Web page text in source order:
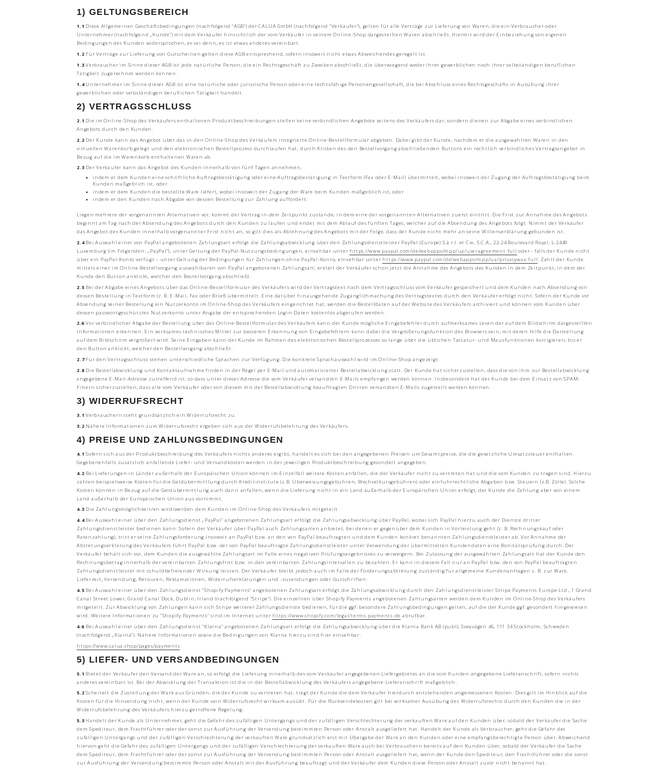
1) GELTUNGSBEREICH
1.1 Diese Allgemeinen Geschäftsbedingungen (nachfolgend "AGB") der CALUA GmbH (nachfolgend "Verkäufer"), gelten für alle Verträge zur Lieferung von Waren, die ein Verbraucher oder
Unternehmer (nachfolgend „Kunde“) mit dem Verkäufer hinsichtlich der vom Verkäufer in seinem Online-Shop dargestellten Waren abschließt. Hiermit wird der Einbeziehung von eigenen
Bedingungen des Kunden widersprochen, es sei denn, es ist etwas anderes vereinbart.
1.2Für Verträge zur Lieferung von Gutscheinen gelten diese AGB entsprechend, sofern insoweit nicht etwas Abweichendes geregelt ist.
1.3 Verbraucher im Sinne dieser AGB ist jede natürliche Person, die ein Rechtsgeschäft zu Zwecken abschließt, die überwiegend weder ihrer gewerblichen noch ihrer selbständigen beruflichen
Tätigkeit zugerechnet werden können.
1.4Unternehmer im Sinne dieser AGB ist eine natürliche oder juristische Person oder eine rechtsfähige Personengesellschaft, die bei Abschluss eines Rechtsgeschäfts in Ausübung ihrer
gewerblichen oder selbständigen beruflichen Tätigkeit handelt.
2) VERTRAGSSCHLUSS
2.1 Die im Online-Shop des Verkäufers enthaltenen Produktbeschreibungen stellen keine verbindlichen Angebote seitens des Verkäufers dar, sondern dienen zur Abgabe eines verbindlichen
Angebots durch den Kunden.
2.2Der Kunde kann das Angebot über das in den Online-Shop des Verkäufers integrierte Online-Bestellformular abgeben. Dabei gibt der Kunde, nachdem er die ausgewählten Waren in den
virtuellen Warenkorb gelegt und den elektronischen Bestellprozess durchlaufen hat, durch Klicken des den Bestellvorgang abschließenden Buttons ein rechtlich verbindliches Vertragsangebot in
Bezug auf die im Warenkorb enthaltenen Waren ab.
2.3 Der Verkäufer kann das Angebot des Kunden innerhalb von fünf Tagen annehmen,
indem er dem Kunden eine schriftliche Auftragsbestätigung oder eine Auftragsbestätigung in Textform (Fax oder E-Mail) übermittelt, wobei insoweit der Zugang der Auftragsbestätigung beim
Kunden maßgeblich ist, oder
indem er dem Kunden die bestellte Ware liefert, wobei insoweit der Zugang der Ware beim Kunden maßgeblich ist, oder
indem er den Kunden nach Abgabe von dessen Bestellung zur Zahlung auffordert.
Liegen mehrere der vorgenannten Alternativen vor, kommt der Vertrag in dem Zeitpunkt zustande, in dem eine der vorgenannten Alternativen zuerst eintritt. Die Frist zur Annahme des Angebots
beginnt am Tag nach der Absendung des Angebots durch den Kunden zu laufen und endet mit dem Ablauf des fünften Tages, welcher auf die Absendung des Angebots folgt. Nimmt der Verkäufer
das Angebot des Kunden innerhalb vorgenannter Frist nicht an, so gilt dies als Ablehnung des Angebots mit der Folge, dass der Kunde nicht mehr an seine Willenserklärung gebunden ist.
2.4Bei Auswahl einer von PayPal angebotenen Zahlungsart erfolgt die Zahlungsabwicklung über den Zahlungsdienstleister PayPal (Europe) S.à r.l. et Cie, S.C.A., 22-24 Boulevard Royal, L-2449
Luxemburg (im Folgenden: „PayPal“), unter Geltung der PayPal-Nutzungsbedingungen, einsehbar unter https://www.paypal.com/de/webapps/mpp/ua/useragreement-full oder - falls der Kunde nicht
über ein PayPal-Konto verfügt – unter Geltung der Bedingungen für Zahlungen ohne PayPal-Konto, einsehbar unter https://www.paypal.com/de/webapps/mpp/ua/privacywax-full. Zahlt der Kunde
mittels einer im Online-Bestellvorgang auswählbaren von PayPal angebotenen Zahlungsart, erklärt der Verkäufer schon jetzt die Annahme des Angebots des Kunden in dem Zeitpunkt, in dem der
Kunde den Button anklickt, welcher den Bestellvorgang abschließt.
2.5 Bei der Abgabe eines Angebots über das Online-Bestellformular des Verkäufers wird der Vertragstext nach dem Vertragsschluss vom Verkäufer gespeichert und dem Kunden nach Absendung von
dessen Bestellung in Textform (z. B. E-Mail, Fax oder Brief) übermittelt. Eine darüber hinausgehende Zugänglichmachung des Vertragstextes durch den Verkäufer erfolgt nicht. Sofern der Kunde vor
Absendung seiner Bestellung ein Nutzerkonto im Online-Shop des Verkäufers eingerichtet hat, werden die Bestelldaten auf der Website des Verkäufers archiviert und können vom Kunden über
dessen passwortgeschütztes Nutzerkonto unter Angabe der entsprechenden Login-Daten kostenlos abgerufen werden.
2.6 Vor verbindlicher Abgabe der Bestellung über das Online-Bestellformular des Verkäufers kann der Kunde mögliche Eingabefehler durch aufmerksames Lesen der auf dem Bildschirm dargestellten
Informationen erkennen. Ein wirksames technisches Mittel zur besseren Erkennung von Eingabefehlern kann dabei die Vergrößerungsfunktion des Browsers sein, mit deren Hilfe die Darstellung
auf dem Bildschirm vergrößert wird. Seine Eingaben kann der Kunde im Rahmen des elektronischen Bestellprozesses so lange über die üblichen Tastatur- und Mausfunktionen korrigieren, bis er
den Button anklickt, welcher den Bestellvorgang abschließt.
2.7Für den Vertragsschluss stehen unterschiedliche Sprachen zur Verfügung. Die konkrete Sprachauswahl wird im Online-Shop angezeigt.
2.8 Die Bestellabwicklung und Kontaktaufnahme finden in der Regel per E-Mail und automatisierter Bestellabwicklung statt. Der Kunde hat sicherzustellen, dass die von ihm zur Bestellabwicklung
angegebene E-Mail-Adresse zutreffend ist, so dass unter dieser Adresse die vom Verkäufer versandten E-Mails empfangen werden können. Insbesondere hat der Kunde bei dem Einsatz von SPAM-
Filtern sicherzustellen, dass alle vom Verkäufer oder von diesem mit der Bestellabwicklung beauftragten Dritten versandten E-Mails zugestellt werden können.
3) WIDERRUFSRECHT
3.1 Verbrauchern steht grundsätzlich ein Widerrufsrecht zu.
3.2Nähere Informationen zum Widerrufsrecht ergeben sich aus der Widerrufsbelehrung des Verkäufers.
4) PREISE UND ZAHLUNGSBEDINGUNGEN
4.1 Sofern sich aus der Produktbeschreibung des Verkäufers nichts anderes ergibt, handelt es sich bei den angegebenen Preisen um Gesamtpreise, die die gesetzliche Umsatzsteuer enthalten.
Gegebenenfalls zusätzlich anfallende Liefer- und Versandkosten werden in der jeweiligen Produktbeschreibung gesondert angegeben.
4.2Bei Lieferungen in Länder außerhalb der Europäischen Union können im Einzelfall weitere Kosten anfallen, die der Verkäufer nicht zu vertreten hat und die vom Kunden zu tragen sind. Hierzu
zählen beispielsweise Kosten für die Geldübermittlung durch Kreditinstitute (z.B. Überweisungsgebühren, Wechselkursgebühren) oder einfuhrrechtliche Abgaben bzw. Steuern (z.B. Zölle). Solche
Kosten können in Bezug auf die Geldübermittlung auch dann anfallen, wenn die Lieferung nicht in ein Land außerhalb der Europäischen Union erfolgt, der Kunde die Zahlung aber von einem
Land außerhalb der Europäischen Union aus vornimmt.
4.3 Die Zahlungsmöglichkeit/en wird/werden dem Kunden im Online-Shop des Verkäufers mitgeteilt.
4.4Bei Auswahl einer über den Zahlungsdienst „PayPal“ angebotenen Zahlungsart erfolgt die Zahlungsabwicklung über PayPal, wobei sich PayPal hierzu auch der Dienste dritter
Zahlungsdienstleister bedienen kann. Sofern der Verkäufer über PayPal auch Zahlungsarten anbietet, bei denen er gegenüber dem Kunden in Vorleistung geht (z. B. Rechnungskauf oder
Ratenzahlung), tritt er seine Zahlungsforderung insoweit an PayPal bzw. an den von PayPal beauftragten und dem Kunden konkret benannten Zahlungsdienstleister ab. Vor Annahme der
Abtretungserklärung des Verkäufers führt PayPal bzw. der von PayPal beauftragte Zahlungsdienstleister unter Verwendung der übermittelten Kundendaten eine Bonitätsprüfung durch. Der
Verkäufer behält sich vor, dem Kunden die ausgewählte Zahlungsart im Falle eines negativen Prüfungsergebnisses zu verweigern. Bei Zulassung der ausgewählten Zahlungsart hat der Kunde den
Rechnungsbetrag innerhalb der vereinbarten Zahlungsfrist bzw. in den vereinbarten Zahlungsintervallen zu bezahlen. Er kann in diesem Fall nur an PayPal bzw. den von PayPal beauftragten
Zahlungsdienstleister mit schuldbefreiender Wirkung leisten. Der Verkäufer bleibt jedoch auch im Falle der Forderungsabtretung zuständig für allgemeine Kundenanfragen z. B. zur Ware,
Lieferzeit, Versendung, Retouren, Reklamationen, Widerrufserklärungen und -zusendungen oder Gutschriften.
4.5 Bei Auswahl einer über den Zahlungsdienst "Shopify Payments" angebotenen Zahlungsart erfolgt die Zahlungsabwicklung durch den Zahlungsdienstleister Stripe Payments Europe Ltd., 1 Grand
Canal Street Lower, Grand Canal Dock, Dublin, Irland (nachfolgend "Stripe"). Die einzelnen über Shopify Payments angebotenen Zahlungsarten werden dem Kunden im Online-Shop des Verkäufers
mitgeteilt. Zur Abwicklung von Zahlungen kann sich Stripe weiterer Zahlungsdienste bedienen, für die ggf. besondere Zahlungsbedingungen gelten, auf die der Kunde ggf. gesondert hingewiesen
wird. Weitere Informationen zu "Shopify Payments" sind im Internet unter https://www.shopify.com/legal/terms-payments-de abrufbar.
4.6 Bei Auswahl einer über den Zahlungsdienst "Klarna" angebotenen Zahlungsart erfolgt die Zahlungsabwicklung über die Klarna Bank AB (publ), Sveavägen 46, 111 34 Stockholm, Schweden
(nachfolgend „Klarna“). Nähere Informationen sowie die Bedingungen von Klarna hierzu sind hier einsehbar:
https://www.calua.shop/pages/payments
5) LIEFER- UND VERSANDBEDINGUNGEN
5.1 Bietet der Verkäufer den Versand der Ware an, so erfolgt die Lieferung innerhalb des vom Verkäufer angegebenen Liefergebietes an die vom Kunden angegebene Lieferanschrift, sofern nichts
anderes vereinbart ist. Bei der Abwicklung der Transaktion ist die in der Bestellabwicklung des Verkäufers angegebene Lieferanschrift maßgeblich.
5.2Scheitert die Zustellung der Ware aus Gründen, die der Kunde zu vertreten hat, trägt der Kunde die dem Verkäufer hierdurch entstehenden angemessenen Kosten. Dies gilt im Hinblick auf die
Kosten für die Hinsendung nicht, wenn der Kunde sein Widerrufsrecht wirksam ausübt. Für die Rücksendekosten gilt bei wirksamer Ausübung des Widerrufsrechts durch den Kunden die in der
Widerrufsbelehrung des Verkäufers hierzu getroffene Regelung.
5.3 Handelt der Kunde als Unternehmer, geht die Gefahr des zufälligen Untergangs und der zufälligen Verschlechterung der verkauften Ware auf den Kunden über, sobald der Verkäufer die Sache
dem Spediteur, dem Frachtführer oder der sonst zur Ausführung der Versendung bestimmten Person oder Anstalt ausgeliefert hat. Handelt der Kunde als Verbraucher, geht die Gefahr des
zufälligen Untergangs und der zufälligen Verschlechterung der verkauften Ware grundsätzlich erst mit Übergabe der Ware an den Kunden oder eine empfangsberechtigte Person über. Abweichend
hiervon geht die Gefahr des zufälligen Untergangs und der zufälligen Verschlechterung der verkauften Ware auch bei Verbrauchern bereits auf den Kunden über, sobald der Verkäufer die Sache
dem Spediteur, dem Frachtführer oder der sonst zur Ausführung der Versendung bestimmten Person oder Anstalt ausgeliefert hat, wenn der Kunde den Spediteur, den Frachtführer oder die sonst
zur Ausführung der Versendung bestimmte Person oder Anstalt mit der Ausführung beauftragt und der Verkäufer dem Kunden diese Person oder Anstalt zuvor nicht benannt hat.